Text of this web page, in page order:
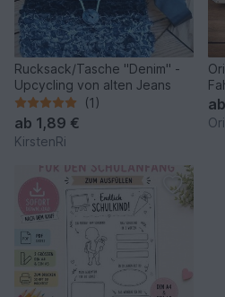
Rucksack/Tasche "Denim" -
Upcycling von alten Jeans
(1)
ab 1,89 €
KirstenRi
**)
ab